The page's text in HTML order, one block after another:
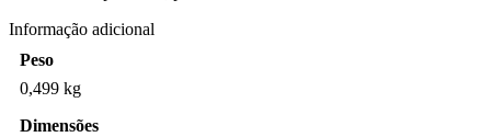
Informação adicional
Peso
0,499 kg
Dimensões